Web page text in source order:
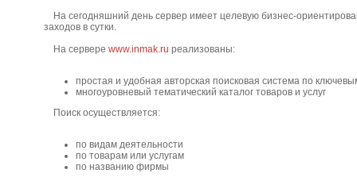
На сегодняшний день сервер имеет целевую бизнес-
заходов в сутки.
На сервере www.inmak.ru реализованы:
простая и удобная авторская поисковая система по
многоуровневый тематический каталог товаров и услуг
Поиск осуществляется:
по видам деятельности
по товарам или услугам
по названию фирмы